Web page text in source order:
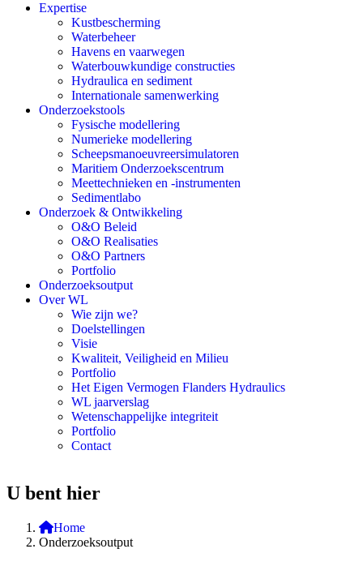
Expertise
Kustbescherming
Waterbeheer
Havens en vaarwegen
Waterbouwkundige constructies
Hydraulica en sediment
Internationale samenwerking
Onderzoekstools
Fysische modellering
Numerieke modellering
Scheepsmanoeuvreersimulatoren
Maritiem Onderzoekscentrum
Meettechnieken en -instrumenten
Sedimentlabo
Onderzoek & Ontwikkeling
O&O Beleid
O&O Realisaties
O&O Partners
Portfolio
Onderzoeksoutput
Over WL
Wie zijn we?
Doelstellingen
Visie
Kwaliteit, Veiligheid en Milieu
Portfolio
Het Eigen Vermogen Flanders Hydraulics
WL jaarverslag
Wetenschappelijke integriteit
Portfolio
Contact
U bent hier
Home
Onderzoeksoutput